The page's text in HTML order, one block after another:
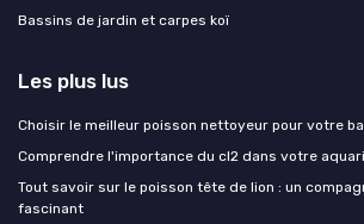
Bassins de jardin et carpes koï
Les plus lus
Choisir le meilleur poisson nettoyeur pour votre
Comprendre l'importance du cl2 dans votre
Tout savoir sur le poisson tête de lion : un
fascinant